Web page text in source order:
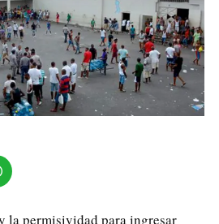
la permisividad para ingresar